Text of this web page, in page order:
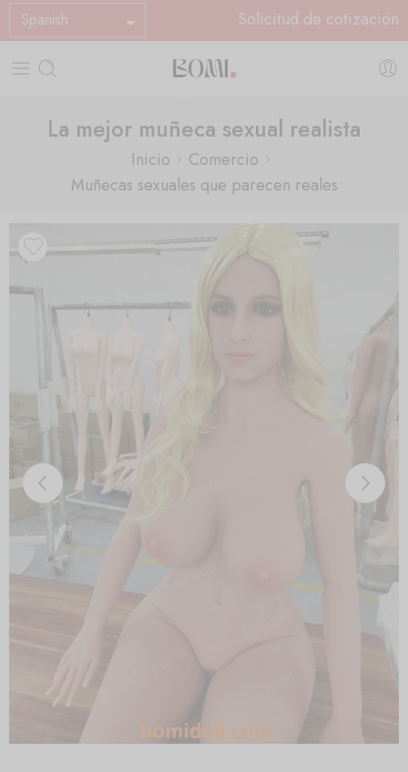
Spanish Solicitud de cotización
La mejor muñeca sexual realista
Inicio
Comercio
Muñecas sexuales que parecen reales